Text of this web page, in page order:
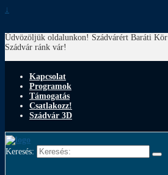
↓
Üdvözöljük oldalunkon! Szádvárért Baráti Kör
Szádvár ránk vár!
Kapcsolat
Programok
Támogatás
Csatlakozz!
Szádvár 3D
Keresés: